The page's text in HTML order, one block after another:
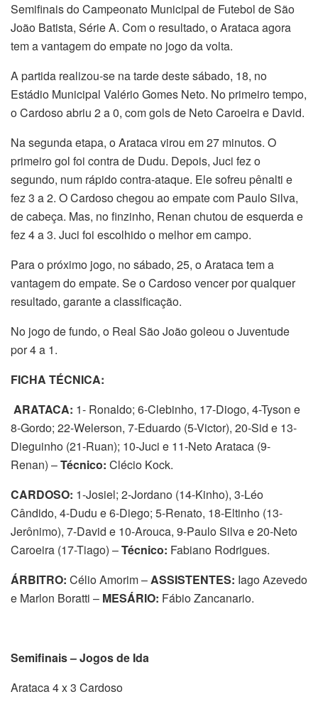
Semifinais do Campeonato Municipal de Futebol de São
João Batista, Série A. Com o resultado, o Arataca agora
tem a vantagem do empate no jogo da volta.
A partida realizou-se na tarde deste sábado, 18, no
Estádio Municipal Valério Gomes Neto. No primeiro tempo,
o Cardoso abriu 2 a 0, com gols de Neto Caroeira e David.
Na segunda etapa, o Arataca virou em 27 minutos. O
primeiro gol foi contra de Dudu. Depois, Juci fez o
segundo, num rápido contra-ataque. Ele sofreu pênalti e
fez 3 a 2. O Cardoso chegou ao empate com Paulo Silva,
de cabeça. Mas, no finzinho, Renan chutou de esquerda e
fez 4 a 3. Juci foi escolhido o melhor em campo.
Para o próximo jogo, no sábado, 25, o Arataca tem a
vantagem do empate. Se o Cardoso vencer por qualquer
resultado, garante a classificação.
No jogo de fundo, o Real São João goleou o Juventude
por 4 a 1.
FICHA TÉCNICA:
ARATACA: 1- Ronaldo; 6-Clebinho, 17-Diogo, 4-Tyson e
8-Gordo; 22-Welerson, 7-Eduardo (5-Victor), 20-Sid e 13-
Dieguinho (21-Ruan); 10-Juci e 11-Neto Arataca (9-
Renan) –Técnico: Clécio Kock.
CARDOSO: 1-Josiel; 2-Jordano (14-Kinho), 3-Léo
Cândido, 4-Dudu e 6-Diego; 5-Renato, 18-Eltinho (13-
Jerônimo), 7-David e 10-Arouca, 9-Paulo Silva e 20-Neto
Caroeira (17-Tiago) –Técnico: Fabiano Rodrigues.
ÁRBITRO: Célio Amorim –ASSISTENTES: Iago Azevedo
e Marlon Boratti – MESÁRIO: Fábio Zancanario.
Semifinais – Jogos de Ida
Arataca 4 x 3 Cardoso